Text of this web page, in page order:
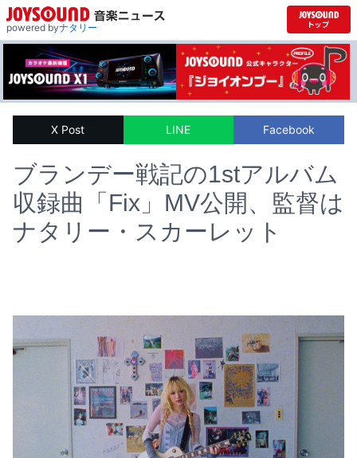
powered byナタリー
X Post LINE Facebook
ブランデー戦記の1stアルバム
収録曲「Fix」MV公開、監督は
ナタリー・スカーレット